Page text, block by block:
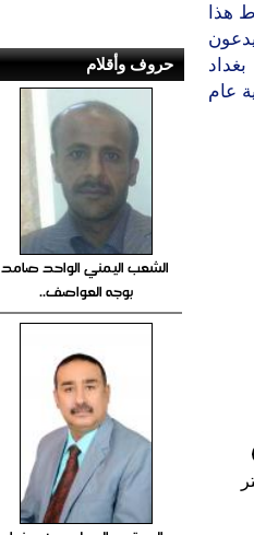
هذا
عام
حروف وأقلام
الشعب اليمني الواحد صامد
بوجه العواصف..